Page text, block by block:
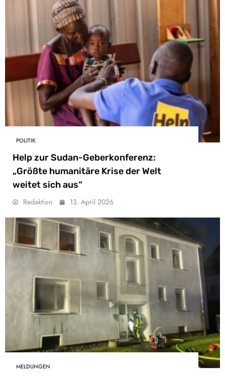
POLITIK
Help zur Sudan-Geberkonferenz:
„Größte humanitäre Krise der Welt
weitet sich aus“
Redaktion 13. April 2026
MELDUNGEN